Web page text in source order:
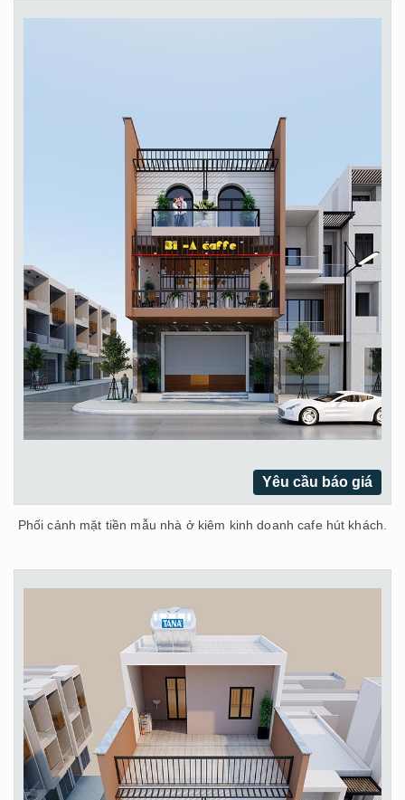
Yêu cầu báo giá
Phối cảnh mặt tiền mẫu nhà ở kiêm kinh doanh cafe hút khách.